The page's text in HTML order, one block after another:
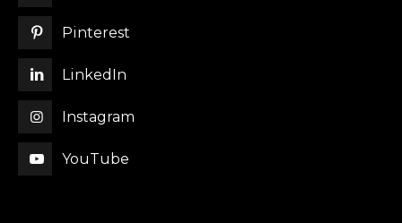
Pinterest
LinkedIn
Instagram
YouTube